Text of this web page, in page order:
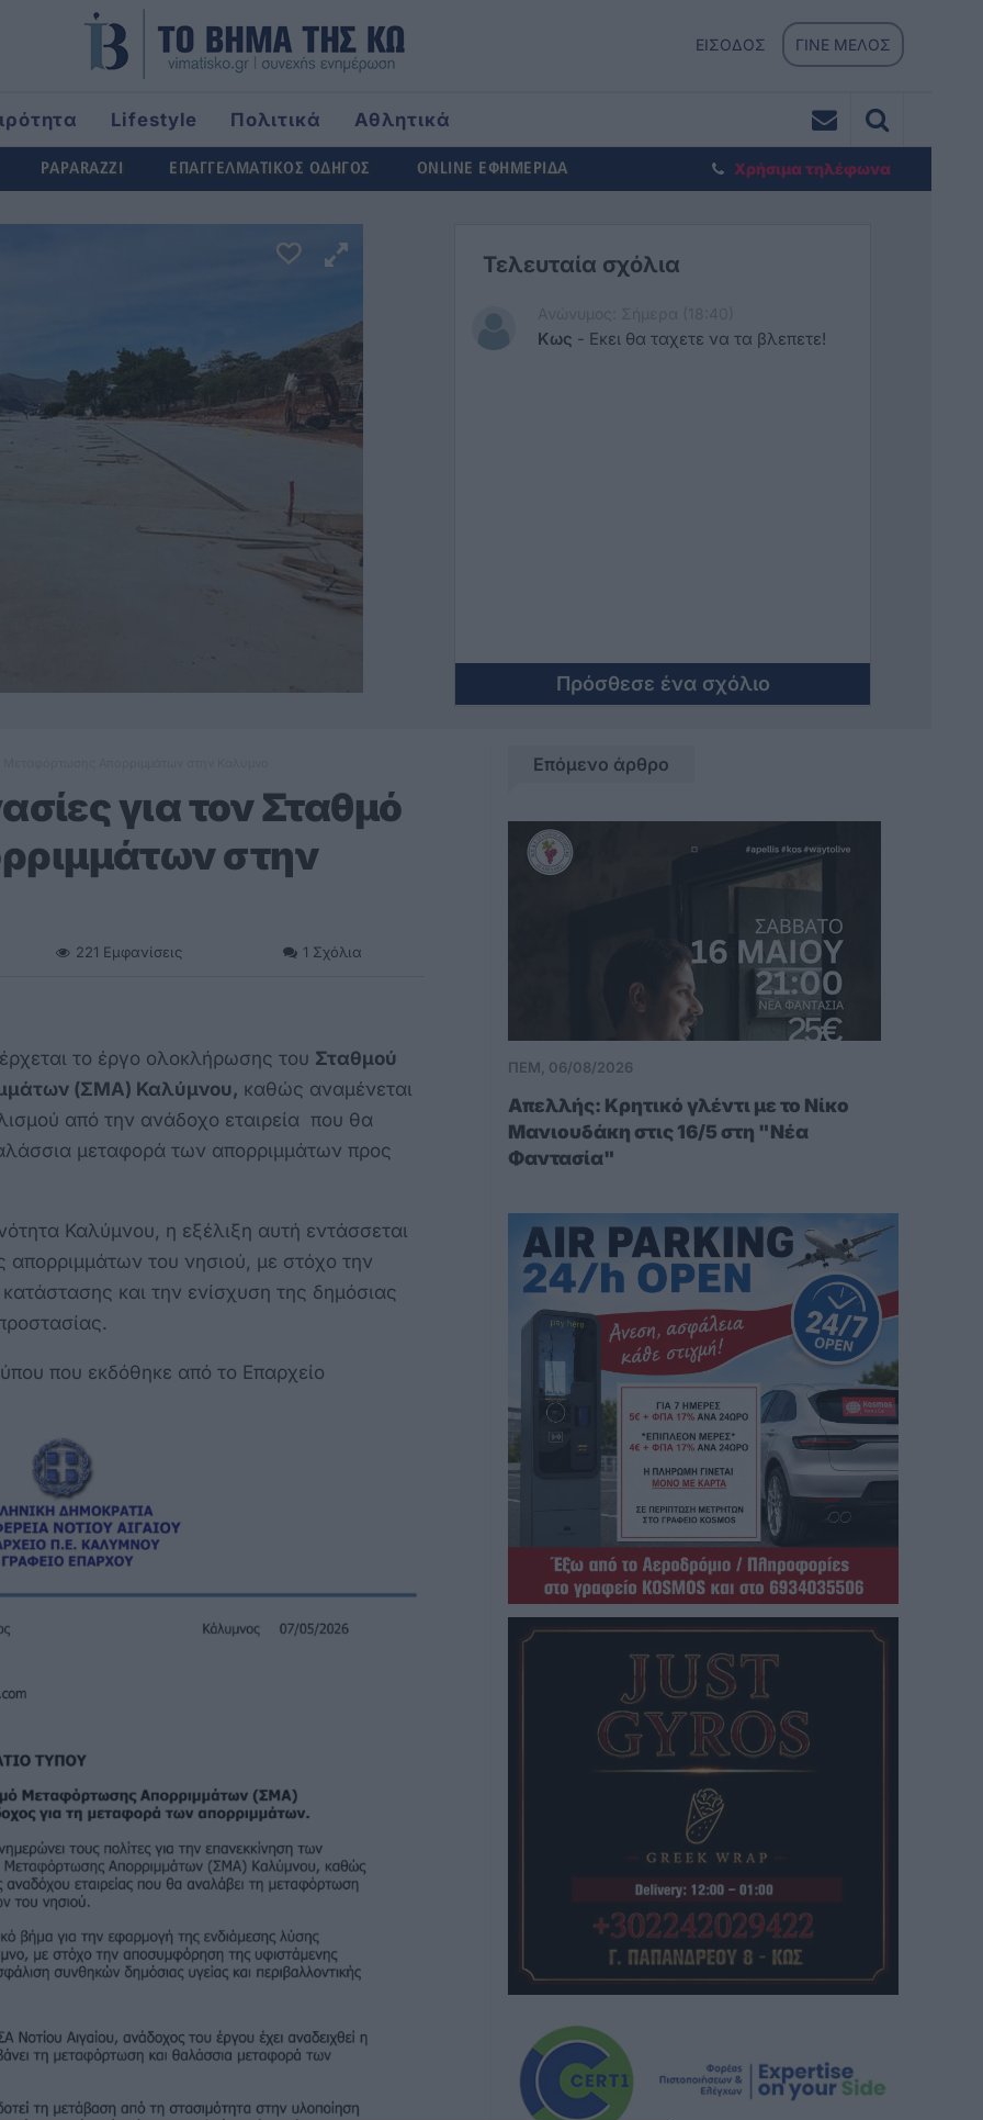
ΕΙΣΟΔΟΣ ΓΙΝΕ ΜΕΛΟΣ
Lifestyle Πολιτικά
Αθλητικά
PAPARAZZI ΕΠΑΓΓΕΛΜΑΤΙΚΟΣ ΟΔΗΓΟΣ ONLINE ΕΦΗΜΕΡΙΔΑ Χρήσιμα τηλέφωνα
Τελευταία σχόλια
Κως - Εκει θα ταχετε να τα βλεπετε!
Πρόσθεσε ένα σχόλιο
για τον Σταθμό
στην
221 Εμφανίσεις 1 Σχόλια
το έργο ολοκλήρωσης του Σταθμού
(ΣΜΑ) Καλύμνου, καθώς αναμένεται
από την ανάδοχο εταιρεία που θα
μεταφορά των απορριμμάτων προς
Καλύμνου, η εξέλιξη αυτή εντάσσεται
απορριμμάτων του νησιού, με στόχο την
και την ενίσχυση της δημόσιας
που εκδόθηκε από το Επαρχείο
Επόμενο άρθρο
ΠΕΜ, 06/08/2026
Απελλής: Κρητικό γλέντι με το Νίκο
Μανιουδάκη στις 16/5 στη "Νέα
Φαντασία"